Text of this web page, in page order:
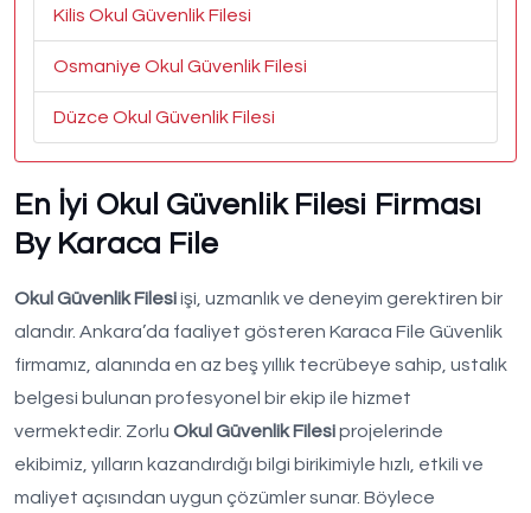
Kilis Okul Güvenlik Filesi
Osmaniye Okul Güvenlik Filesi
Düzce Okul Güvenlik Filesi
En İyi Okul Güvenlik Filesi Firması
By Karaca File
Okul Güvenlik Filesiişi, uzmanlık ve deneyim gerektiren bir
alandır. Ankara’da faaliyet gösteren Karaca File Güvenlik
firmamız, alanında en az beş yıllık tecrübeye sahip, ustalık
belgesi bulunan profesyonel bir ekip ile hizmet
vermektedir. Zorlu Okul Güvenlik Filesiprojelerinde
ekibimiz, yılların kazandırdığı bilgi birikimiyle hızlı, etkili ve
maliyet açısından uygun çözümler sunar. Böylece